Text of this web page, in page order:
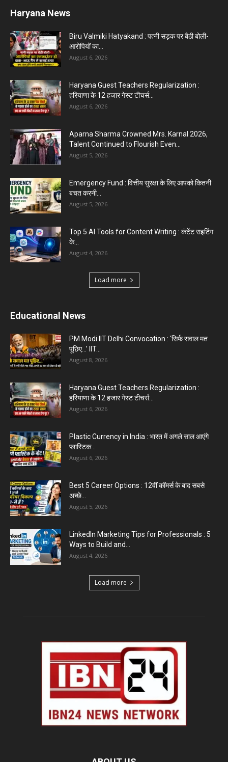
Haryana News
Biru Valmiki Hatyakand : पत्नी सड़क पर बैठी बोली-
आरोपियों का...
August 6, 2026
Haryana Guest Teachers Regularization :
हरियाणा के 12 हजार गेस्ट टीचर्स...
August 6, 2026
Aparna Sharma Crowned Mrs. Karnal 2026,
Talent Continued to Flourish Even...
August 5, 2026
Emergency Fund : वित्तीय सुरक्षा के लिए आपको कितनी
बचत करनी...
August 5, 2026
Top 5 AI Tools for Content Writing : कंटेंट राइटिंग
के...
August 4, 2026
Load more
Educational News
PM Modi IIT Delhi Convocation : ‘सिर्फ सवाल मत
पूछिए…’ IIT...
August 8, 2026
Haryana Guest Teachers Regularization :
हरियाणा के 12 हजार गेस्ट टीचर्स...
August 6, 2026
Plastic Currency in India : भारत में अगले साल आएंगे
प्लास्टिक...
August 6, 2026
Best 5 Career Options : 12वीं कॉमर्स के बाद सबसे
अच्छे...
August 5, 2026
LinkedIn Marketing Tips for Professionals : 5
Ways to Build and...
August 4, 2026
Load more